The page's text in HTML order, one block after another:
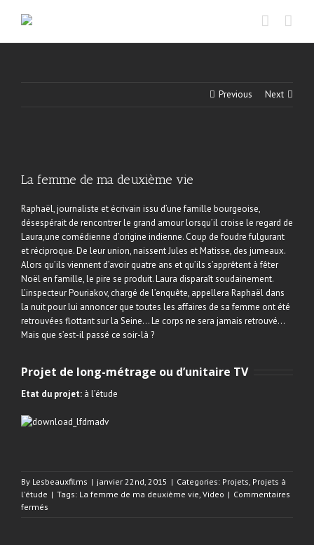
Previous Next
La femme de ma deuxième vie
Raphaël, journaliste et écrivain issu d’une famille bourgeoise,
désespérait de rencontrer le grand amour lorsqu’il croise le regard de
Laura,une comédienne d’origine indienne. Coup de foudre fulgurant
et réciproque. De leur union, naissent Jules et Matisse, des jumeaux.
Alors qu’ils viennent d’avoir quatre ans et qu’ils s’apprêtent à fêter
Noël en famille, le pire se produit. Laura disparaît soudainement.
L’inspecteur Pouriakov, chargé de l’enquête, appellera Raphaël dans
la nuit pour lui annoncer que toutes les affaires de sa femme ont été
retrouvées flottant sur la Seine… Le corps ne sera jamais retrouvé…
Mais que s’est-il passé ce soir-là ?
Projet de long-métrage ou d’unitaire TV
Etat du projet:à l’étude
By Lesbeauxfilms | janvier 22nd, 2015 | Categories: Projets, Projets à
l'étude | Tags: La femme de ma deuxième vie, Video | Commentaires
fermés